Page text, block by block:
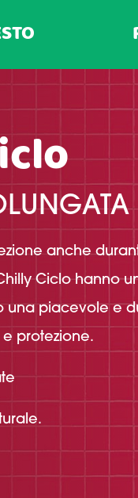
anche
Ciclo hanno
una piacevole e
protezione.